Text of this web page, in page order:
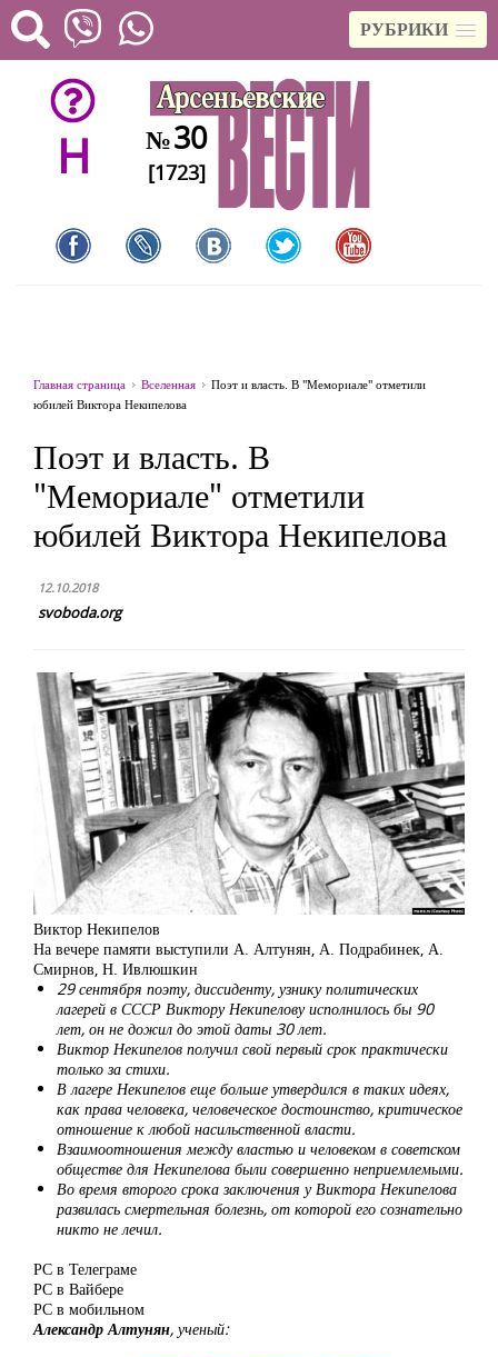
РУБРИКИ
H №30
[1723]
Главная страница Вселенная
Поэт и власть. В "Мемориале" отметили
юбилей Виктора Некипелова
Поэт и власть. В
"Мемориале" отметили
юбилей Виктора Некипелова
12.10.2018
svoboda.org
Виктор Некипелов
На вечере памяти выступили А. Алтунян, А. Подрабинек, А.
Смирнов, Н. Ивлюшкин
29 сентября поэту, диссиденту, узнику политических
лагерей в СССР Виктору Некипелову исполнилось бы 90
лет, он не дожил до этой даты 30 лет.
Виктор Некипелов получил свой первый срок практически
только за стихи.
В лагере Некипелов еще больше утвердился в таких идеях,
как права человека, человеческое достоинство, критическое
отношение к любой насильственной власти.
Взаимоотношения между властью и человеком в советском
обществе для Некипелова были совершенно неприемлемыми.
Во время второго срока заключения у Виктора Некипелова
развилась смертельная болезнь, от которой его сознательно
никто не лечил.
РС в Телеграме
РС в Вайбере
РС в мобильном
Александр Алтунян, ученый: